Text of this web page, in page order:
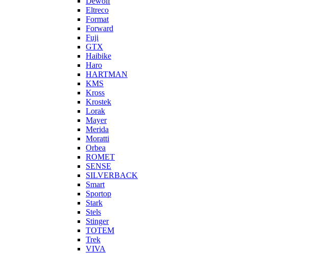
Eltreco
Format
Forward
Fuji
GTX
Haibike
Haro
HARTMAN
KMS
Kross
Krostek
Lorak
Mayer
Merida
Moratti
Orbea
ROMET
SENSE
SILVERBACK
Smart
Sportop
Stark
Stels
Stinger
TOTEM
Trek
VIVA